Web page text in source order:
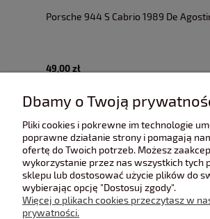
Porsche 944 S Cabrio 1989 De
49,00 zł
Dbamy o Twoją
Pliki cookies i pokrewne im technologie
poprawne działanie strony i pomagają
ofertę do Twoich potrzeb. Możesz
wykorzystanie przez nas wszystkich tych
sklepu lub dostosować użycie plików do
wybierając opcję "Dostosuj zgody".
Więcej o plikach cookies przeczytasz w
prywatności.